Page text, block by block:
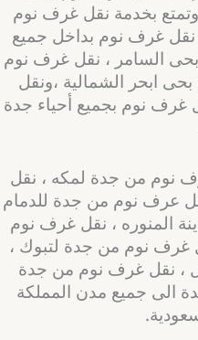
وتمتع بخدمة نقل غرف نوم
نقل غرف نوم بداخل جميع
السامر ، نقل غرف نوم
ابحر الشمالية ،ونقل
نوم بجميع أحياء جدة
نوم من جدة لمكه ، نقل
عرف نوم من جدة للدمام
المنوره ، نقل غرف نوم
نوم من جدة لتبوك ،
، نقل غرف نوم من جدة
الى جميع مدن المملكة